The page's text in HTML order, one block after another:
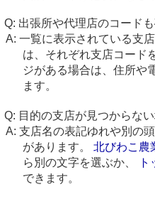
出張所や代理店のコード
一覧に表示されている支
は、それぞれ支店コード
ジがある場合は、住所や
ます。
目的の支店が見つからな
支店名の表記ゆれや別の
があります。 北びわこ農
ら別の文字を選ぶか、
できます。